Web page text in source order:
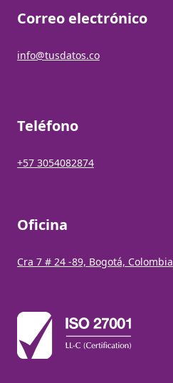
Correo electrónico
info@tusdatos.co
Teléfono
+57 3054082874
Oficina
Cra 7 # 24 -89, Bogotá, Colombia